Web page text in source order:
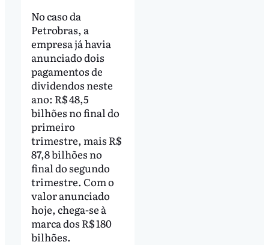
No caso da
Petrobras, a
empresa já havia
anunciado dois
pagamentos de
dividendos neste
ano: R$ 48,5
bilhões no final do
primeiro
trimestre, mais R$
87,8 bilhões no
final do segundo
trimestre. Com o
valor anunciado
hoje, chega-se à
marca dos R$ 180
bilhões.